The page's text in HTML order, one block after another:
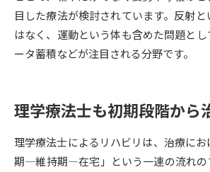
志望校・出願校を調べる
先輩が入学を決めた理由 テレメー
新生活お役立ちガイド
目した療法が検討されています。反射
はなく、運動という体も含めた問題と
ータ蓄積などが注目される分野です。
理学療法士も初期段階から
理学療法士によるリハビリは、治療に
期―維持期―在宅」という一連の流れの